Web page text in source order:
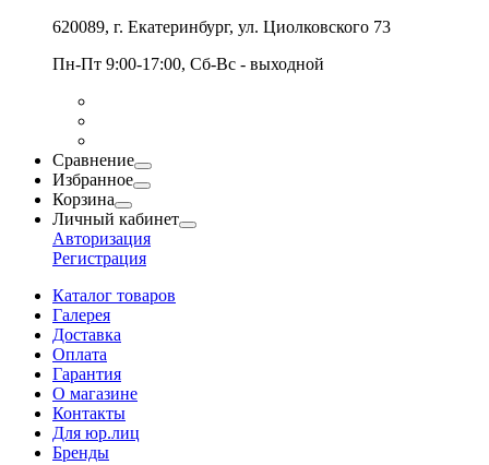
620089, г. Екатеринбург, ул. Циолковского 73
Пн-Пт 9:00-17:00, Сб-Вс - выходной
Сравнение
Избранное
Корзина
Личный кабинет
Авторизация
Регистрация
Каталог товаров
Галерея
Доставка
Оплата
Гарантия
О магазине
Контакты
Для юр.лиц
Бренды